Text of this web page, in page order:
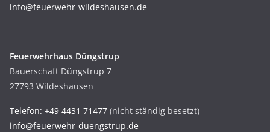
info@feuerwehr-wildeshausen.de
Feuerwehrhaus Düngstrup
Bauerschaft Düngstrup 7
27793 Wildeshausen
Telefon: +49 4431 71477 (nicht ständig besetzt)
info@feuerwehr-duengstrup.de